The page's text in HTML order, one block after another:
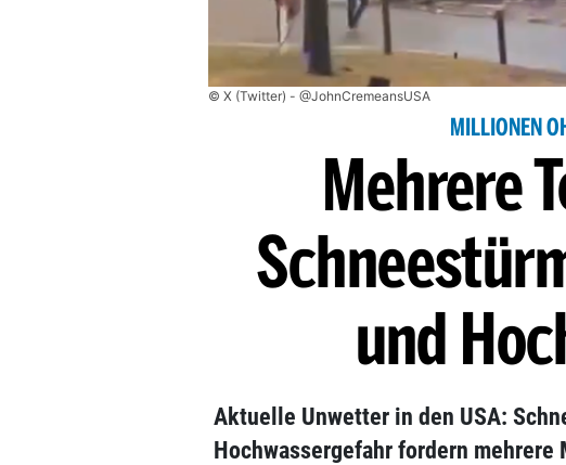
© X (Twitter) - @JohnCremeansUSA
MILLIONEN
Mehrere
und
Aktuelle Unwetter in den USA:
Hochwassergefahr fordern mehrere